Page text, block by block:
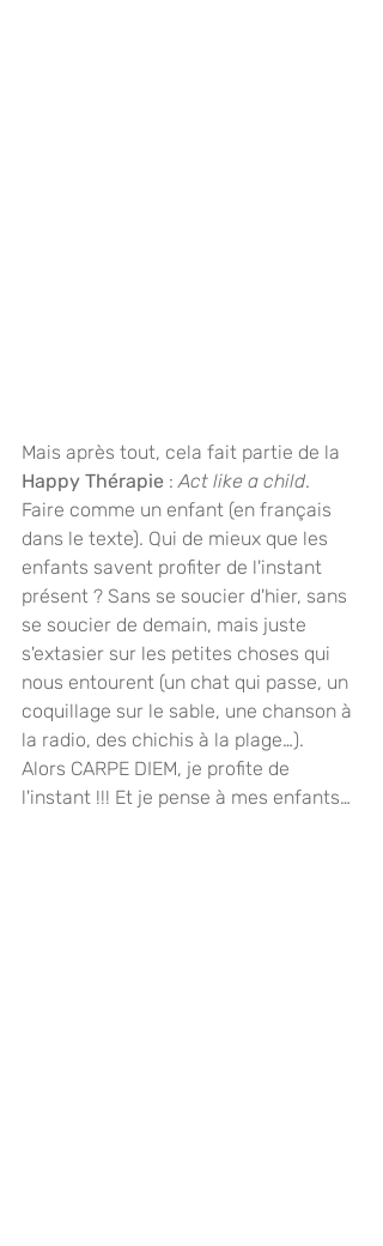
Mais après tout, cela fait partie de la
Happy Thérapie : Act like a child.
Faire comme un enfant (en français
dans le texte). Qui de mieux que les
enfants savent profiter de l'instant
présent ? Sans se soucier d'hier, sans
se soucier de demain, mais juste
s'extasier sur les petites choses qui
nous entourent (un chat qui passe, un
coquillage sur le sable, une chanson à
la radio, des chichis à la plage…).
Alors CARPE DIEM, je profite de
l'instant !!! Et je pense à mes enfants…